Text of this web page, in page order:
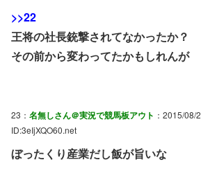
>>22
王将の社長銃撃されてなかったか？
その前から変わってたかもしれんが
23： 名無しさん＠実況で競馬板アウト ：2015/08/
ID:3eIjXQO60.net
ぼったくり産業だし飯が旨いな